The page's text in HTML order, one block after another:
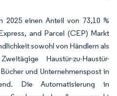
2025 einen Anteil von 73,10 %
and Parcel (CEP) Markt
sowohl von Händlern als
Haustür-zu-Haustür-
und Unternehmenspost in
Die Automatisierung in